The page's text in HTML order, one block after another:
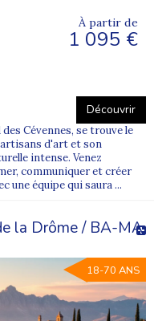
À partir de
1 095 €
Découvrir
Cévennes, se trouve le
d'art et son
intense. Venez
communiquer et créer
une équipe qui saura ...
la Drôme / BA-MA
18-70 ANS